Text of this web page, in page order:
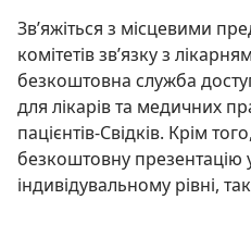
Зв’яжіться з місцевими
комітетів зв’язку з
безкоштовна служба
для лікарів та медичних
пацієнтів-Свідків. Крім
безкоштовну презентацію
індивідувальному рівні,